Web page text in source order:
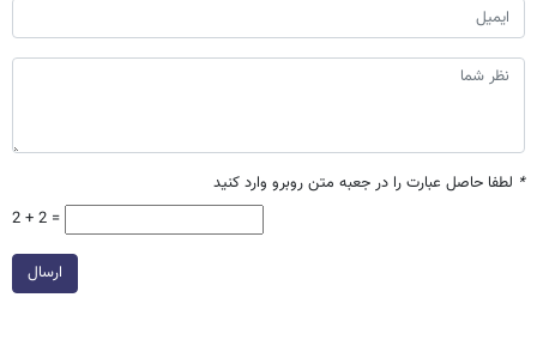
* لطفا حاصل عبارت را در جعبه متن روبرو وارد کنید
2 + 2 =
ارسال